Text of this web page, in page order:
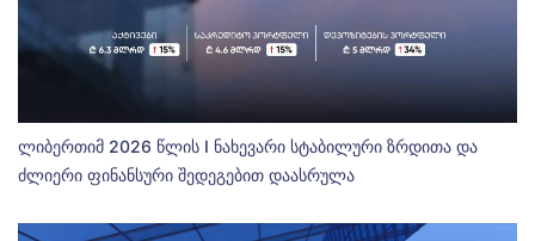
ლიბერთიმ 2026 წლის I ნახევარი სტაბილური ზრდითა და
ძლიერი ფინანსური შედეგებით დაასრულა